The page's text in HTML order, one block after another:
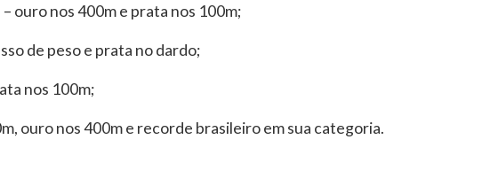
ouro nos 400m e prata nos 100m;
de peso e prata no dardo;
nos 100m;
ouro nos 400m e recorde brasileiro em sua categoria.